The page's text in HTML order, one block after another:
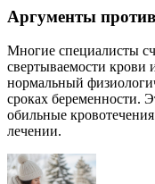
Аргументы
Многие специалисты
свертываемости крови
нормальный
сроках беременности.
обильные
лечении.